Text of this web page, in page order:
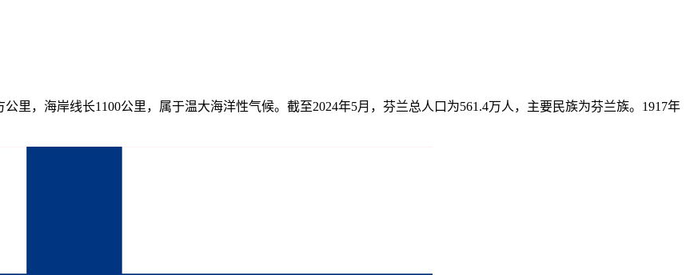
，海岸线长1100公里，属于温大海洋性气候。截至2024年5月，芬兰总人口为561.4万人，主要民族为芬兰族。1917年